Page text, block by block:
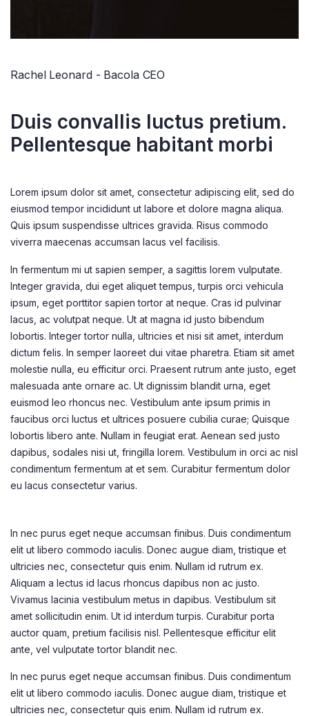
Rachel Leonard - Bacola CEO
Duis convallis luctus pretium.
Pellentesque habitant morbi
Lorem ipsum dolor sit amet, consectetur adipiscing elit, sed do
eiusmod tempor incididunt ut labore et dolore magna aliqua.
Quis ipsum suspendisse ultrices gravida. Risus commodo
viverra maecenas accumsan lacus vel facilisis.
In fermentum mi ut sapien semper, a sagittis lorem vulputate.
Integer gravida, dui eget aliquet tempus, turpis orci vehicula
ipsum, eget porttitor sapien tortor at neque. Cras id pulvinar
lacus, ac volutpat neque. Ut at magna id justo bibendum
lobortis. Integer tortor nulla, ultricies et nisi sit amet, interdum
dictum felis. In semper laoreet dui vitae pharetra. Etiam sit amet
molestie nulla, eu efficitur orci. Praesent rutrum ante justo, eget
malesuada ante ornare ac. Ut dignissim blandit urna, eget
euismod leo rhoncus nec. Vestibulum ante ipsum primis in
faucibus orci luctus et ultrices posuere cubilia curae; Quisque
lobortis libero ante. Nullam in feugiat erat. Aenean sed justo
dapibus, sodales nisi ut, fringilla lorem. Vestibulum in orci ac nisl
condimentum fermentum at et sem. Curabitur fermentum dolor
eu lacus consectetur varius.
In nec purus eget neque accumsan finibus. Duis condimentum
elit ut libero commodo iaculis. Donec augue diam, tristique et
ultricies nec, consectetur quis enim. Nullam id rutrum ex.
Aliquam a lectus id lacus rhoncus dapibus non ac justo.
Vivamus lacinia vestibulum metus in dapibus. Vestibulum sit
amet sollicitudin enim. Ut id interdum turpis. Curabitur porta
auctor quam, pretium facilisis nisl. Pellentesque efficitur elit
ante, vel vulputate tortor blandit nec.
In nec purus eget neque accumsan finibus. Duis condimentum
elit ut libero commodo iaculis. Donec augue diam, tristique et
ultricies nec, consectetur quis enim. Nullam id rutrum ex.